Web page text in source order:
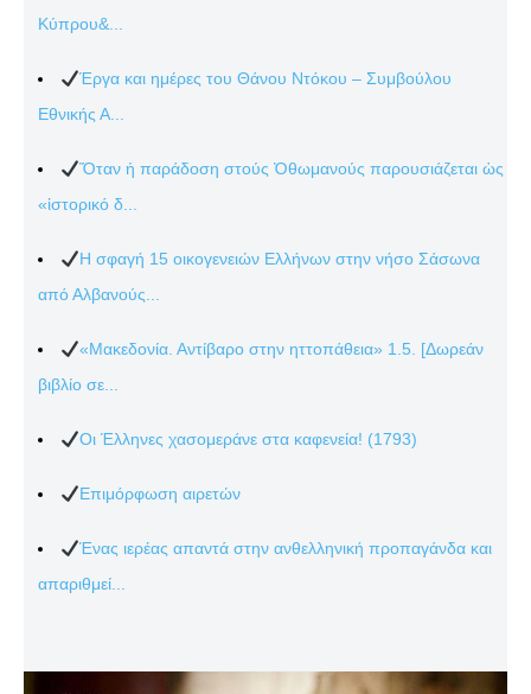
Κύπρου&...
Έργα και ημέρες του Θάνου Ντόκου – Συμβούλου
Εθνικής Α...
Ὅταν ἡ παράδοση στούς Ὀθωμανούς παρουσιάζεται ὡς
«ἱστορικό δ...
Η σφαγή 15 οικογενειών Ελλήνων στην νήσο Σάσωνα
από Αλβανούς...
«Μακεδονία. Αντίβαρο στην ηττοπάθεια» 1.5. [Δωρεάν
βιβλίο σε...
Οι Έλληνες χασομεράνε στα καφενεία! (1793)
Επιμόρφωση αιρετών
Ένας ιερέας απαντά στην ανθελληνική προπαγάνδα και
απαριθμεί...